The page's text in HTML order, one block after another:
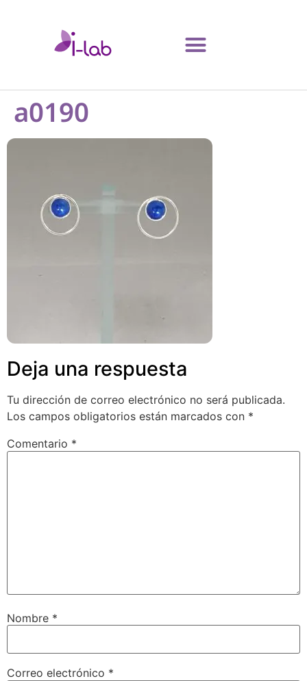
a0190
Deja una respuesta
Tu dirección de correo electrónico no será publicada.
Los campos obligatorios están marcados con *
Comentario *
Nombre *
Correo electrónico *